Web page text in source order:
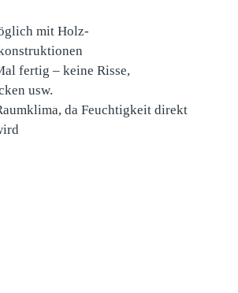
mit Holz-
fertig – keine Risse,
usw.
da Feuchtigkeit direkt